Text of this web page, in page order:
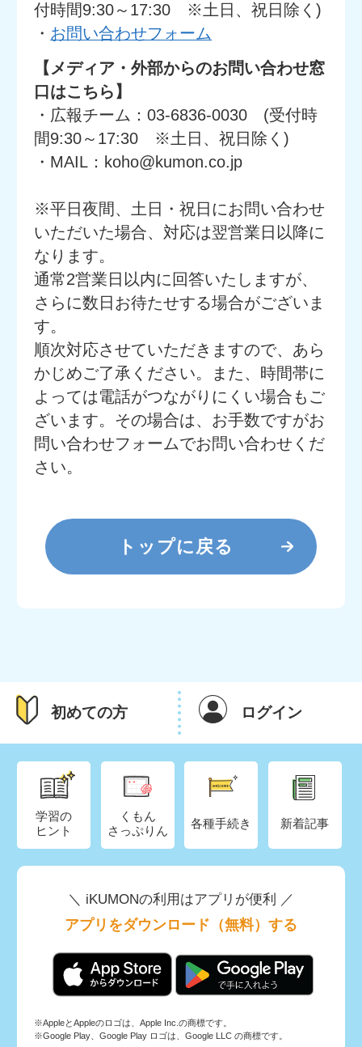
付時間9:30～17:30 ※土日、祝日除く)
・ お問い合わせフォーム
【メディア・外部からのお問い合わせ窓
口はこちら】
・広報チーム：03-6836-0030 (受付時
間9:30～17:30 ※土日、祝日除く)
・MAIL：koho@kumon.co.jp
※平日夜間、土日・祝日にお問い合わせ
いただいた場合、対応は翌営業日以降に
なります。
通常2営業日以内に回答いたしますが、
さらに数日お待たせする場合がございま
す。
順次対応させていただきますので、あら
かじめご了承ください。また、時間帯に
よっては電話がつながりにくい場合もご
ざいます。その場合は、お手数ですがお
問い合わせフォームでお問い合わせくだ
さい。
トップに戻る
初めての方 ログイン
学習の
ヒント
くもん
さっぷりん
各種手続き 新着記事
＼ iKUMONの利用はアプリが便利 ／
アプリをダウンロード（無料）する
※AppleとAppleのロゴは、Apple Inc.の商標です。
※Google Play、Google Play ロゴは、Google LLC の商標です。